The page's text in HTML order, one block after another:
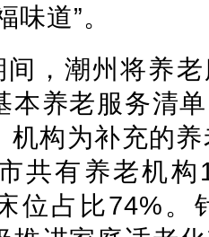
味道”。
间，潮州将养
本养老服务清
机构为补充的
共有养老机
位占比74%。